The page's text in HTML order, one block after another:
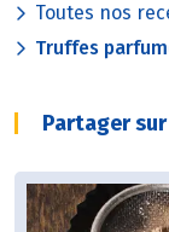
Toutes nos
Truffes
Partager sur